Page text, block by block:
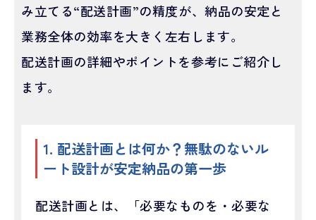
み立てる“配送計画”の精度が、納品の安定と
業務全体の効率を大きく左右します。
配送計画の詳細やポイントを参考にご紹介し
ます。
1. 配送計画とは何か？無駄のないル
ート設計が安定納品の第一歩
配送計画とは、「必要なものを・必要な